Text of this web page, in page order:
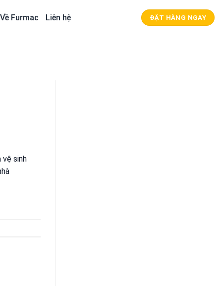
Về Furmac Liên hệ ĐẶT HÀNG NGAY
vệ sinh